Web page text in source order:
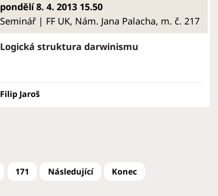
pondělí 8. 4. 2013 15.50
Seminář | FF UK, Nám. Jana Palacha, m. č. 217
Logická struktura darwinismu
Filip Jaroš
171